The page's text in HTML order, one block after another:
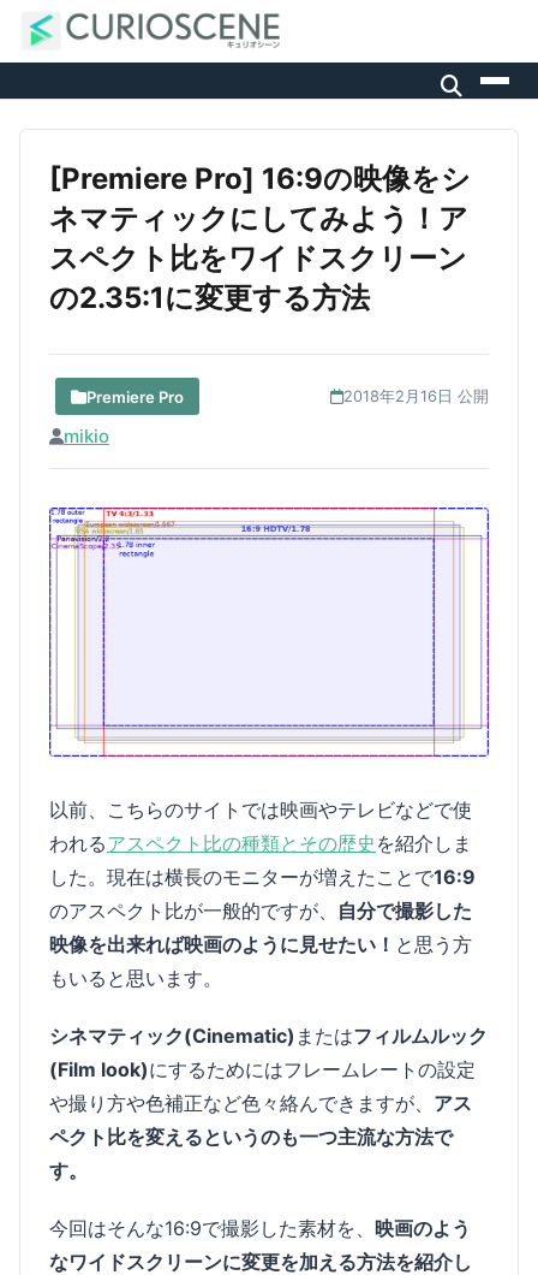
[Premiere Pro] 16:9の映像をシ
ネマティックにしてみよう！ア
スペクト比をワイドスクリーン
の2.35:1に変更する方法
Premiere Pro 2018年2月16日 公開
mikio
以前、こちらのサイトでは映画やテレビなどで使
われるアスペクト比の種類とその歴史 を紹介しま
した。現在は横長のモニターが増えたことで16:9
のアスペクト比が一般的ですが、 自分で撮影した
映像を出来れば映画のように見せたい！ と思う方
もいると思います。
シネマティック(Cinematic) またはフィルムルック
(Film look)にするためにはフレームレートの設定
や撮り方や色補正など色々絡んできますが、 アス
ペクト比を変えるというのも一つ主流な方法で
す。
今回はそんな16:9で撮影した素材を、 映画のよう
なワイドスクリーンに変更を加える方法を紹介し